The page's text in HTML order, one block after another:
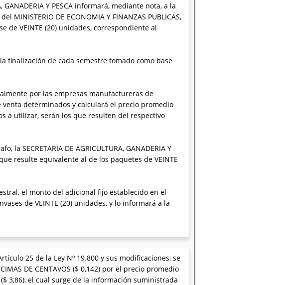
GANADERIA Y PESCA informará, mediante nota, a la
MINISTERIO DE ECONOMIA Y FINANZAS PUBLICAS,
VEINTE (20) unidades, correspondiente al
finalización de cada semestre tomado como base
por las empresas manufactureras de
determinados y calculará el precio promedio
a utilizar, serán los que resulten del respectivo
SECRETARIA DE AGRICULTURA, GANADERIA Y
resulte equivalente al de los paquetes de VEINTE
el monto del adicional fijo establecido en el
de VEINTE (20) unidades, y lo informará a la
25 de la Ley Nº 19.800 y sus modificaciones, se
DE CENTAVOS ($ 0,142) por el precio promedio
($ 3,86), el cual surge de la información suministrada